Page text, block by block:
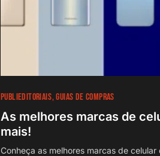
PUBLIEDITORIAIS GUIAS DE COMPRAS
As melhores marcas de
mais!
Conheça as melhores marcas de